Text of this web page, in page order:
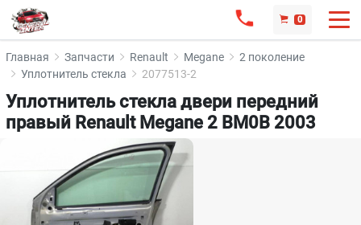
0
Главная Запчасти Renault Megane
2 поколение
Уплотнитель стекла
2077513-2
Уплотнитель стекла двери передний
правый Renault Megane 2 BM0B 2003